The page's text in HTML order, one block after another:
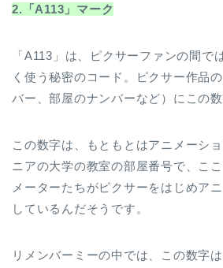
2. 「A113」マーク
「A113」は、ピクサーファンの間で
く使う秘密のコード。ピクサー作品
バー、部屋のナンバーなど）にこの数
この数字は、もともとはアニメーシ
ニアの大学の教室の部屋番号で、こ
メーターたちがピクサーをはじめア
しているんだそうです。
リメンバーミーの中では、この数字